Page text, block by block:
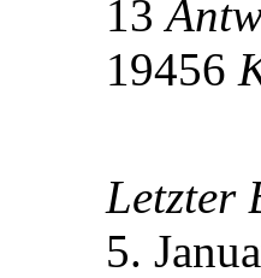
13
19456
Letzter
5.